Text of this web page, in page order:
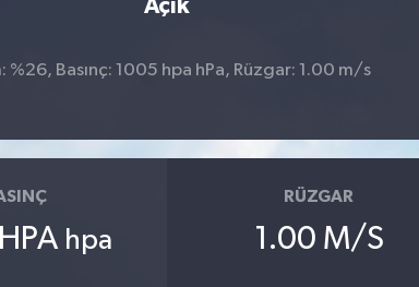
Açık
%26, Basınç: 1005 hpa hPa, Rüzgar: 1.00 m/s
hpa
RÜZGAR
1.00 M/S